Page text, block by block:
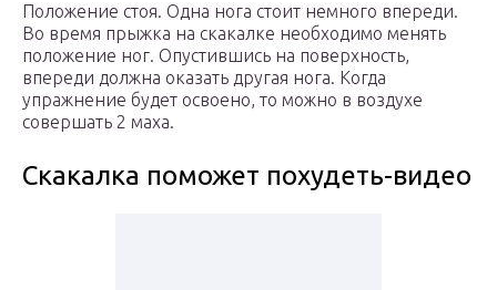
Положение стоя. Одна нога стоит немного впереди.
Во время прыжка на скакалке необходимо менять
положение ног. Опустившись на поверхность,
впереди должна оказать другая нога. Когда
упражнение будет освоено, то можно в воздухе
совершать 2 маха.
Скакалка поможет похудеть-видео